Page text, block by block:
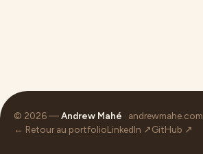
© 2026 —Andrew Mahé · andrewmahe.com
← Retour au portfolioLinkedIn ↗GitHub ↗